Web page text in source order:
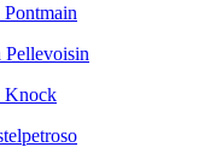
Pellevoisin
Knock